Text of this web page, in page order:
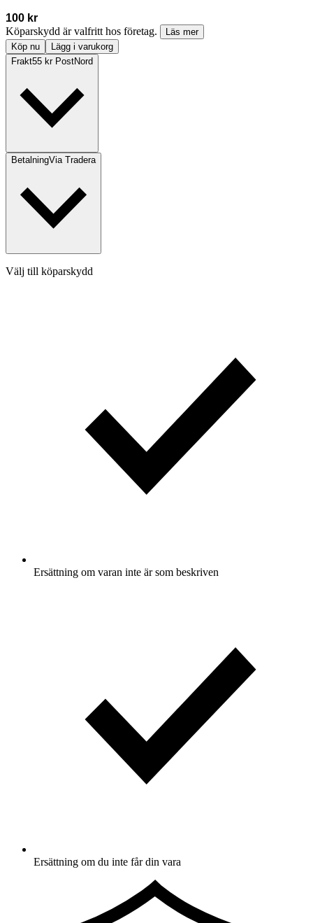
100 kr
Köparskydd är valfritt hos företag.
Läs mer
Köp nu
Lägg i varukorg
Frakt55 kr PostNord
BetalningVia Tradera
Välj till köparskydd
Ersättning om varan inte är som beskriven
Ersättning om du inte får din vara